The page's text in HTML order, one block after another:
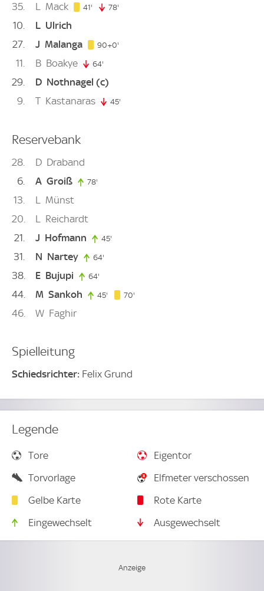
35 L Mack 41' 41. minute
78'
10 L Ulrich
27
J Malanga 90+0'
11 B Boakye 64'
29 D Nothnagel (c)
9
T Kastanaras 45'
Reservebank
28 D Draband
6
A Groiß 78'
13 L
Münst
20
L
Reichardt
21
J Hofmann 45'
31 N Nartey 64'
38 E Bujupi 64'
44 M Sankoh 45' 45. minute
70'
46 W Faghir
Spielleitung
Schiedsrichter: Felix Grund
Legende
Tore
Eigentor
Torvorlage
Elfmeter verschossen
Gelbe Karte
Rote Karte
Eingewechselt
Ausgewechselt